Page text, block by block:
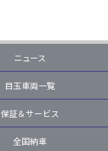
ニュース
目玉車両一覧
保証＆サービス
全国納車